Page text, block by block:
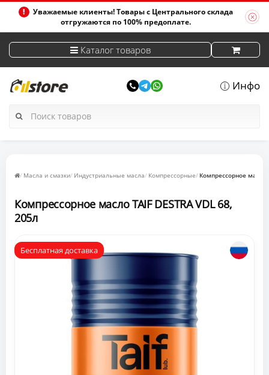
Уважаемые клиенты! Товары с Центрального склада
отгружаются по 100% предоплате.
Каталог товаров
Инфо
Масла и смазки Индустриальные масла Компрессорные Компрессорное масло
Компрессорное масло TAIF DESTRA VDL 68,
205л
Бесплатная доставка